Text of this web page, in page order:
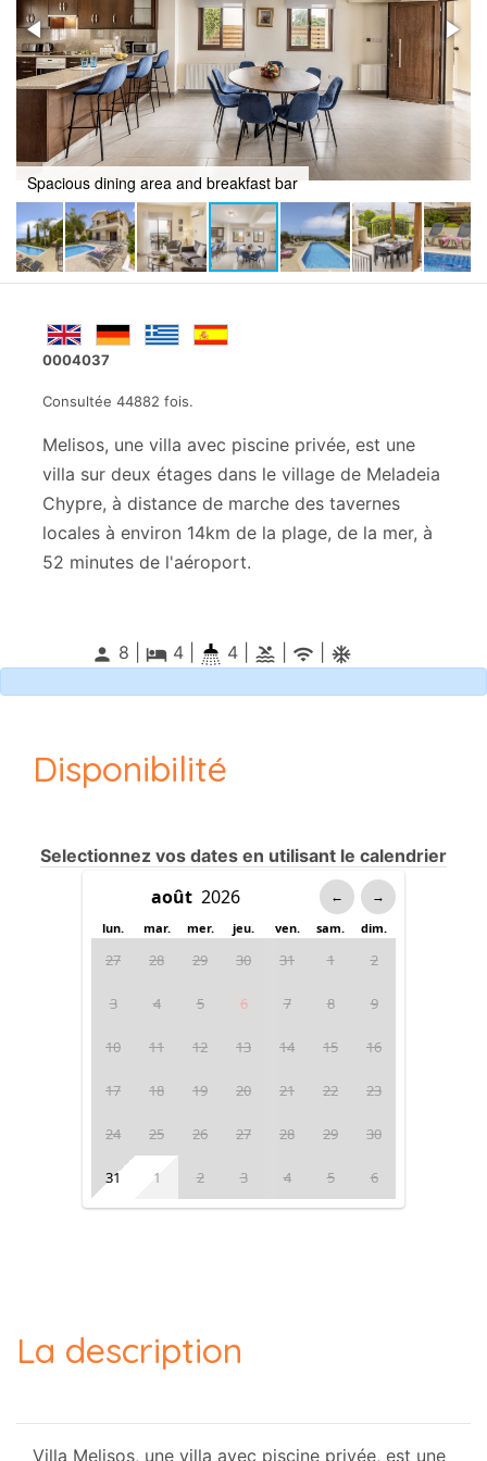
0004037
Consultée 44882 fois.
Melisos, une villa avec piscine privée, est une
villa sur deux étages dans le village de Meladeia
Chypre, à distance de marche des tavernes
locales à environ 14km de la plage, de la mer, à
52 minutes de l'aéroport.
person 8 | local_hotel 4 4 | pool wifi ac_unitif
Crystal clear pool to cool off in
Disponibilité
Selectionnez vos dates en utilisant le calendrier
← →
lun. mar. mer. jeu. ven. sam. dim.
27 28 29 30 31 1 2
3 4 5 6 7 8 9
10 11 12 13 14 15 16
17 18 19 20 21 22 23
24 25 26 27 28 29 30
31 1 2 3 4 5 6
La description
Villa Melisos, une villa avec piscine privée, est une